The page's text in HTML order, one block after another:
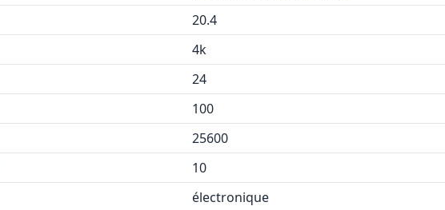
20.4
4k
24
100
25600
10
électronique